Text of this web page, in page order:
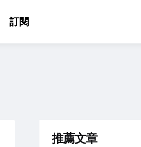
訂閱
推薦文章